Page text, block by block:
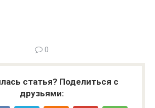
0
статья? Поделиться с
друзьями: